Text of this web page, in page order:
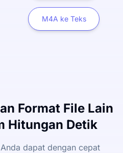
M4A ke Teks
Format File Lain
Hitungan Detik
dapat dengan cepat